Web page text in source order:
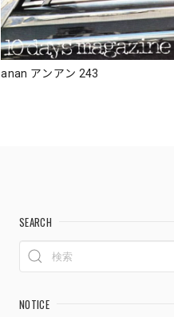
anan アンアン 243
SEARCH
NOTICE